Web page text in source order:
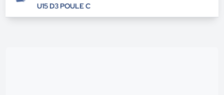
U15 D3 POULE C